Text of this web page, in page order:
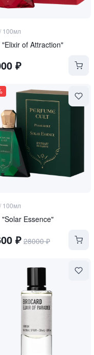
/ 100мл
"Elixir of Attraction"
₽
/ 100мл
"Solar Essence"
₽ 28000₽